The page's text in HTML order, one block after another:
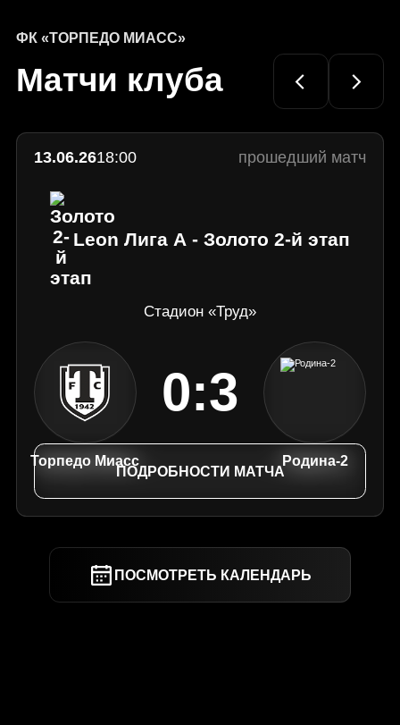
ФК «ТОРПЕДО МИАСС»
сайт
«Торпедо»
Матчи клуба
13.06.2618:00 прошедший матч
Leon Лига А - Золото 2-й этап
Стадион «Труд»
Торпедо Миасс
0:3
Родина-2
ПОДРОБНОСТИ МАТЧА
ПОСМОТРЕТЬ КАЛЕНДАРЬ